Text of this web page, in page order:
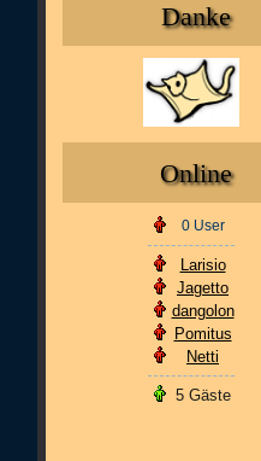
Danke
Online
0 User
Larisio
Jagetto
dangolon
Pomitus
Netti
5 Gäste